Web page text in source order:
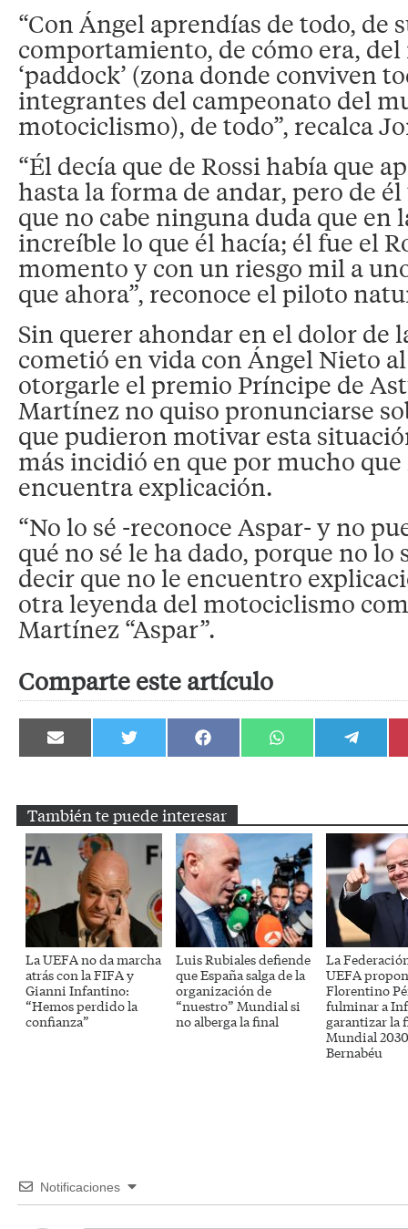
“Con Ángel aprendías de todo, de
comportamiento, de cómo era,
‘paddock’ (zona donde conviven
integrantes del campeonato del
motociclismo), de todo”, recalca
“Él decía que de Rossi había que
hasta la forma de andar, pero de
que no cabe ninguna duda que en
increíble lo que él hacía; él fue el
momento y con un riesgo mil a
que ahora”, reconoce el piloto
Sin querer ahondar en el dolor de
cometió en vida con Ángel Nieto
otorgarle el premio Príncipe de
Martínez no quiso pronunciarse
que pudieron motivar esta
más incidió en que por mucho
encuentra explicación.
“No lo sé -reconoce Aspar- y no
qué no sé le ha dado, porque no lo
decir que no le encuentro
otra leyenda del motociclismo
Martínez “Aspar”.
Comparte este artículo
Compartir
en
Compartir
en
Compartir
en
Compartir
en
Compartir
en
También te puede interesar
La UEFA no da marcha
atrás con la FIFA y
Gianni Infantino:
“Hemos perdido la
confianza”
Luis Rubiales defiende
que España salga de la
organización de
“nuestro” Mundial si
no alberga la final
La
UEFA
Florentino
fulminar a
garantizar la
Mundial
Bernabéu
Notificaciones